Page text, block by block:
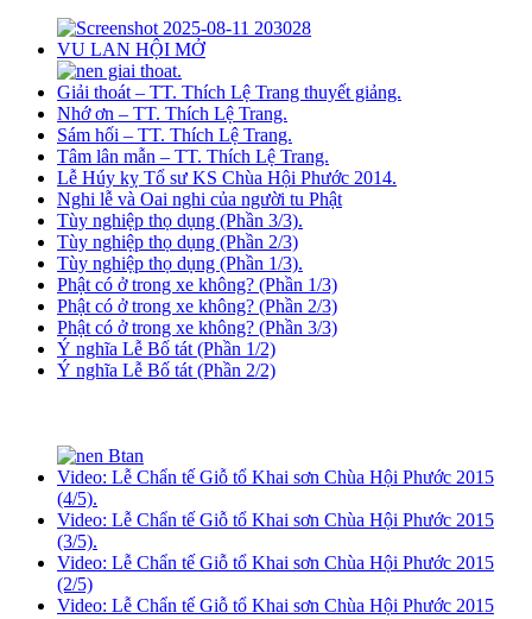
VU LAN HỘI MỞ
Giải thoát – TT. Thích Lệ Trang thuyết giảng.
Nhớ ơn – TT. Thích Lệ Trang.
Sám hối – TT. Thích Lệ Trang.
Tâm lân mẫn – TT. Thích Lệ Trang.
Lễ Húy kỵ Tổ sư KS Chùa Hội Phước 2014.
Nghi lễ và Oai nghi của người tu Phật
Tùy nghiệp thọ dụng (Phần 3/3).
Tùy nghiệp thọ dụng (Phần 2/3)
Tùy nghiệp thọ dụng (Phần 1/3).
Phật có ở trong xe không? (Phần 1/3)
Phật có ở trong xe không? (Phần 2/3)
Phật có ở trong xe không? (Phần 3/3)
Ý nghĩa Lễ Bố tát (Phần 1/2)
Ý nghĩa Lễ Bố tát (Phần 2/2)
Video: Lễ Chẩn tế Giỗ tổ Khai sơn Chùa Hội Phước 2015
(4/5).
Video: Lễ Chẩn tế Giỗ tổ Khai sơn Chùa Hội Phước 2015
(3/5).
Video: Lễ Chẩn tế Giỗ tổ Khai sơn Chùa Hội Phước 2015
(2/5)
Video: Lễ Chẩn tế Giỗ tổ Khai sơn Chùa Hội Phước 2015